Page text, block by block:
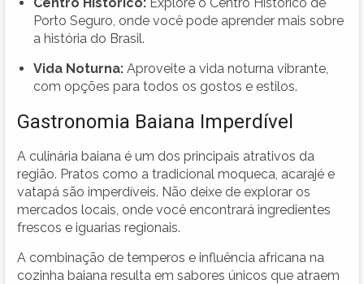
Porto Seguro, onde você pode aprender mais sobre
a história do Brasil.
Vida Noturna: Aproveite a vida noturna vibrante,
com opções para todos os gostos e estilos.
Gastronomia Baiana Imperdível
A culinária baiana é um dos principais atrativos da
região. Pratos como a tradicional moqueca, acarajé e
vatapá são imperdíveis. Não deixe de explorar os
mercados locais, onde você encontrará ingredientes
frescos e iguarias regionais.
A combinação de temperos e influência africana na
cozinha baiana resulta em sabores únicos que atraem